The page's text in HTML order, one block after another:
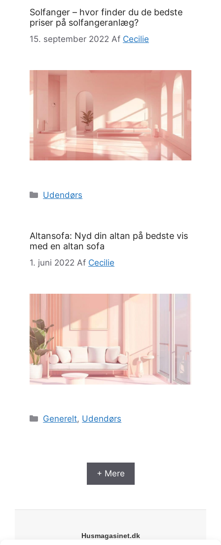
Solfanger – hvor finder du de bedste
priser på solfangeranlæg?
15. september 2022 Af Cecilie
Kategorier
Udendørs
Altansofa: Nyd din altan på bedste vis
med en altan sofa
1. juni 2022 Af Cecilie
Kategorier
Generelt, Udendørs
+ Mere
Husmagasinet.dk